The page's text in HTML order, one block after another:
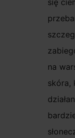
się
na
skóra,